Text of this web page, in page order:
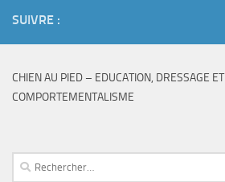
SUIVRE :
CHIEN AU PIED – EDUCATION, DRESSAGE ET
COMPORTEMENTALISME
Rechercher :